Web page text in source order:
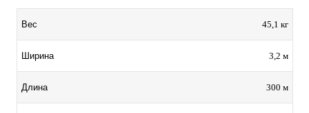
Вес 45,1 кг
Ширина 3,2 м
Длина 300 м